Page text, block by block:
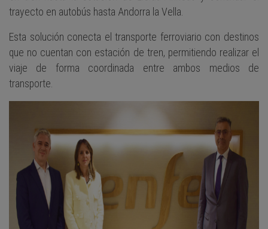
trayecto en autobús hasta Andorra la Vella.
Esta solución conecta el transporte ferroviario con destinos
que no cuentan con estación de tren, permitiendo realizar el
viaje de forma coordinada entre ambos medios de
transporte.